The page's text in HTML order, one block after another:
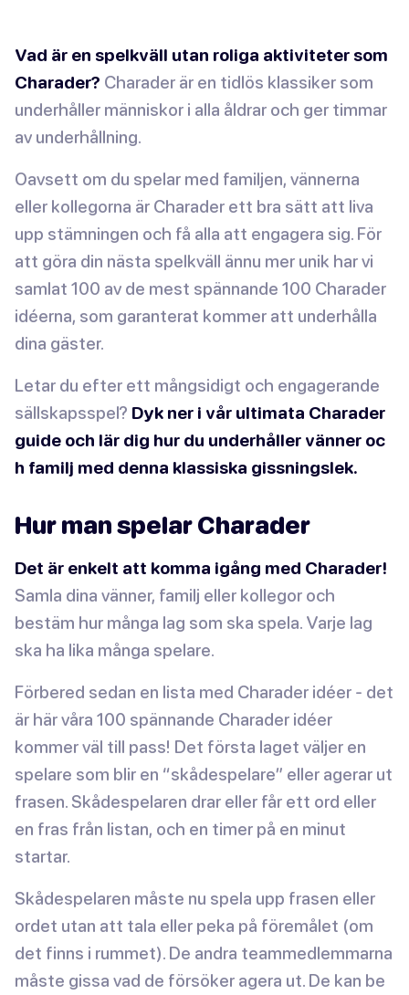
Vad är en spelkväll utan roliga aktiviteter som
Charader? Charader är en tidlös klassiker som
underhåller människor i alla åldrar och ger timmar
av underhållning.
Oavsett om du spelar med familjen, vännerna
eller kollegorna är Charader ett bra sätt att liva
upp stämningen och få alla att engagera sig. För
att göra din nästa spelkväll ännu mer unik har vi
samlat 100 av de mest spännande 100 Charader
idéerna, som garanterat kommer att underhålla
dina gäster.
Letar du efter ett mångsidigt och engagerande
sällskapsspel? Dyk ner i vår ultimata Charader
guide och lär dig hur du underhåller vänner oc
h familj med denna klassiska gissningslek.
Hur man spelar Charader
Det är enkelt att komma igång med Charader!
Samla dina vänner, familj eller kollegor och
bestäm hur många lag som ska spela. Varje lag
ska ha lika många spelare.
Förbered sedan en lista med Charader idéer - det
är här våra 100 spännande Charader idéer
kommer väl till pass! Det första laget väljer en
spelare som blir en “skådespelare” eller agerar ut
frasen. Skådespelaren drar eller får ett ord eller
en fras från listan, och en timer på en minut
startar.
Skådespelaren måste nu spela upp frasen eller
ordet utan att tala eller peka på föremålet (om
det finns i rummet). De andra teammedlemmarna
måste gissa vad de försöker agera ut. De kan be